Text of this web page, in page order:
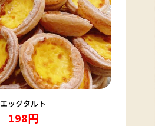
エッグタルト
198円